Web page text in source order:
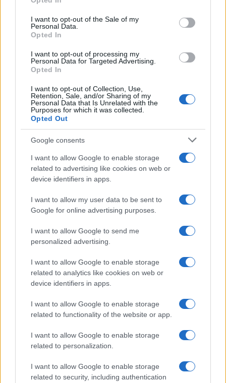
use your data for below specified purposes in below Google
consent section.
I want to opt-out of the Sale of my
Personal Data.
Opted In
I want to opt-out of processing my
Personal Data for Targeted Advertising.
Opted In
I want to opt-out of Collection, Use,
Retention, Sale, and/or Sharing of my
Personal Data that Is Unrelated with the
Purposes for which it was collected.
Opted Out
Google consents
I want to allow Google to enable storage
related to advertising like cookies on web or
device identifiers in apps.
I want to allow my user data to be sent to
Google for online advertising purposes.
I want to allow Google to send me
personalized advertising.
I want to allow Google to enable storage
related to analytics like cookies on web or
device identifiers in apps.
I want to allow Google to enable storage
related to functionality of the website or app.
I want to allow Google to enable storage
related to personalization.
I want to allow Google to enable storage
related to security, including authentication
per decisioni condivise.
Checklist scaricabile pronta all’uso
La checklist evita dimenticanze e uniforma le
scelte. Copiata su nota del telefono o stampata, va
spuntata la sera e rivista al mattino. Elementi
essenziali: Meteo finestra, vento a 3000 m, zero
termico, precipitazioni, visibilità, orari critici.
Nivologia grado, problema principale,
esposizioni/pendenze sensibili, segnali da cercare.
Itinerario traccia principale, vie di fuga, Piani B/C,
turnaround time. Gruppo livello tecnico, stato, ruoli,
regola delle distanze sui tratti ripidi.
Equipaggiamento ARTVA on-test, pala, sonda,
casco, kit riparazioni, farmaci, strati termici acqua
e carboidrati. Dispositivi GPS+mappe offline, power
Comunicazioni contatti soccorso, referente a valle,
messaggi preimpostati, canale radio. Go/no-go
soglie scritte; se 1 soglia rossa → B; se 2 rosse →
C; se 3 rosse → stop e rientro.
Aggiunte per neve estrema: rischio
whiteout/gelicidio nella finestra;
navigazione a bassa visibilità; occhiali chiari,
guanti extra e sovrastrati antivento; piano logistico